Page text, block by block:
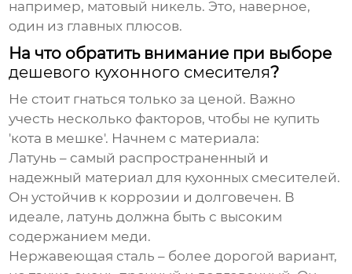
например, матовый никель. Это, наверное,
один из главных плюсов.
На что обратить внимание при выборе
дешевого кухонного смесителя?
Не стоит гнаться только за ценой. Важно
учесть несколько факторов, чтобы не купить
'кота в мешке'. Начнем с материала:
Латунь – самый распространенный и
надежный материал для кухонных смесителей.
Он устойчив к коррозии и долговечен. В
идеале, латунь должна быть с высоким
содержанием меди.
Нержавеющая сталь – более дорогой вариант,